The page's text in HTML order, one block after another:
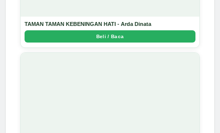
TAMAN TAMAN KEBENINGAN HATI - Arda Dinata
Beli / Baca